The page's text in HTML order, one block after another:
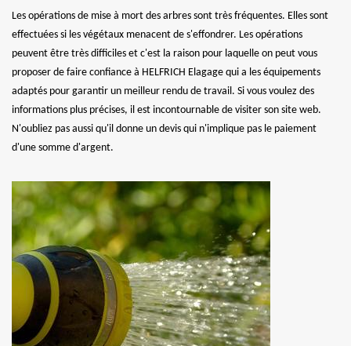
Les opérations de mise à mort des arbres sont très fréquentes. Elles sont
effectuées si les végétaux menacent de s'effondrer. Les opérations
peuvent être très difficiles et c'est la raison pour laquelle on peut vous
proposer de faire confiance à HELFRICH Elagage qui a les équipements
adaptés pour garantir un meilleur rendu de travail. Si vous voulez des
informations plus précises, il est incontournable de visiter son site web.
N'oubliez pas aussi qu'il donne un devis qui n'implique pas le paiement
d'une somme d'argent.